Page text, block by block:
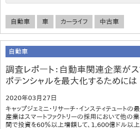
自動車 車 カーライフ 中古車
自動車
調査レポート：自動車関連企業がス
ポテンシャルを最大化するためには
2020年03月27日
キャップジェミニ・リサーチ・インスティテュート
産業はスマートファクトリーの採用において他の
間で投資を60％以上増額して、1,600億ドル以